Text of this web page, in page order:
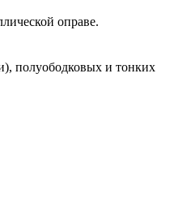
оправе.
полуободковых и тонких